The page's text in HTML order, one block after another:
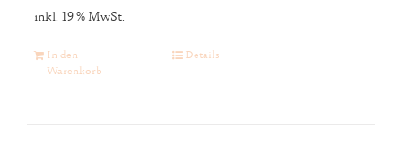
inkl. 19 % MwSt.
In den
Warenkorb
Details